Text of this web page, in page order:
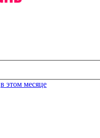
в этом месяце